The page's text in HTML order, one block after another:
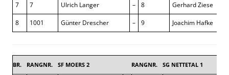
7 7 Ulrich Langer – 8 Gerhard Ziese
8 1001 Günter Drescher – 9 Joachim Hafke
BR. RANGNR. SF MOERS 2 RANGNR. SG NETTETAL 1